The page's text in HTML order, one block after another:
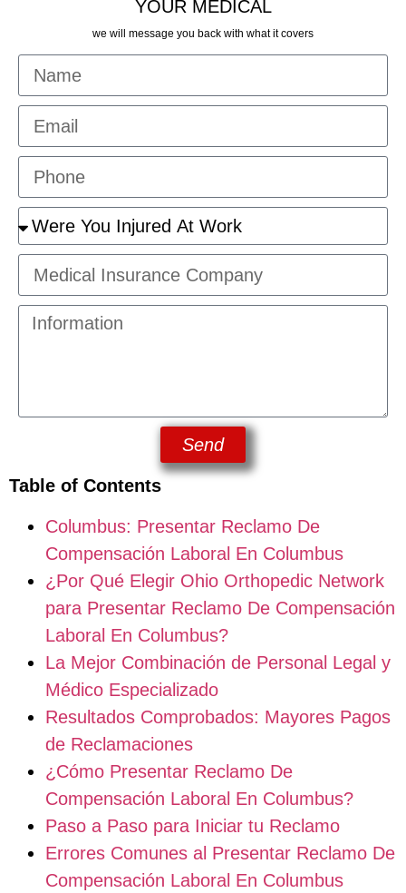
YOUR MEDICAL
we will message you back with what it covers
Send
Table of Contents
Columbus: Presentar Reclamo De
Compensación Laboral En Columbus
¿Por Qué Elegir Ohio Orthopedic Network
para Presentar Reclamo De Compensación
Laboral En Columbus?
La Mejor Combinación de Personal Legal y
Médico Especializado
Resultados Comprobados: Mayores Pagos
de Reclamaciones
¿Cómo Presentar Reclamo De
Compensación Laboral En Columbus?
Paso a Paso para Iniciar tu Reclamo
Errores Comunes al Presentar Reclamo De
Compensación Laboral En Columbus